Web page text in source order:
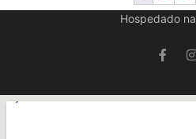
Hospedado na